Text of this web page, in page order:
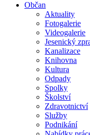
Občan
Aktuality
Fotogalerie
Videogalerie
Jesenický
Kanalizace
Knihovna
Kultura
Odpady
Spolky
Školství
Zdravotnictví
Služby
Podnikání